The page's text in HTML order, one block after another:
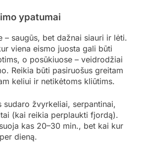
ypatumai
– saugūs, bet dažnai siauri ir lėti.
viena eismo juosta gali būti
o posūkiuose – veidrodžiai
Reikia būti pasiruošus greitam
keliui ir netikėtoms kliūtims.
sudaro žvyrkeliai, serpantinai,
(kai reikia perplaukti fjordą).
kas 20–30 min., bet kai kur
dieną.